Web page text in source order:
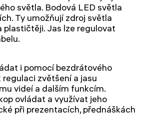
světla. Bodová LED světla
Ty umožňují zdroj světla
Jas lze regulovat
i pomocí bezdrátového
zvětšení a jasu
videí a dalším funkcím.
ovládat a využívat jeho
při prezentacích, přednáškách